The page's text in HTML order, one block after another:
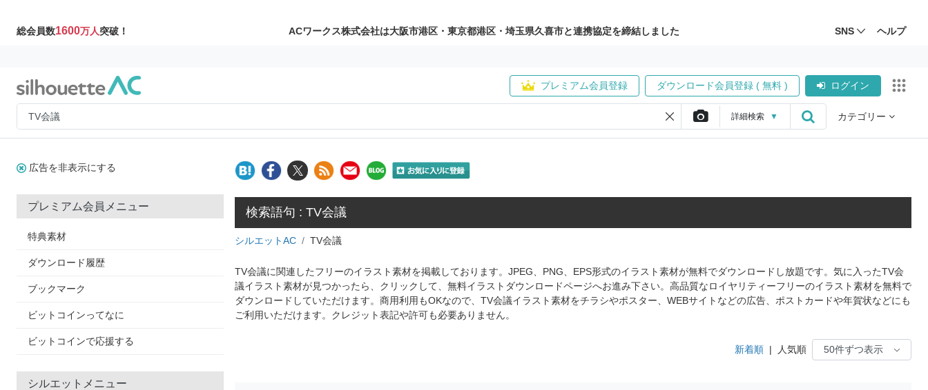
総会員数1600万人突破！ ACワークス株式会社は大阪市港区・東京都港区・埼玉県久喜市と連携協定を締結しました SNS ヘルプ
プレミアム会員登録 ダウンロード会員登録 ( 無料 ) ログイン
詳細検索 ▼ カテゴリー
広告を非表示にする
プレミアム会員メニュー
特典素材
ダウンロード履歴
ブックマーク
ビットコインってなに
ビットコインで応援する
シルエットメニュー
検索語句 : TV会議
シルエットAC TV会議
TV会議に関連したフリーのイラスト素材を掲載しております。JPEG、PNG、EPS形式のイラスト素材が無料でダウンロードし放題です。気に入ったTV会
議イラスト素材が見つかったら、クリックして、無料イラストダウンロードページへお進み下さい。高品質なロイヤリティーフリーのイラスト素材を無料で
ダウンロードしていただけます。商用利用もOKなので、TV会議イラスト素材をチラシやポスター、WEBサイトなどの広告、ポストカードや年賀状などにも
ご利用いただけます。クレジット表記や許可も必要ありません。
新着順 | 人気順